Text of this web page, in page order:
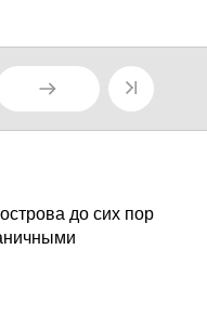
до сих пор